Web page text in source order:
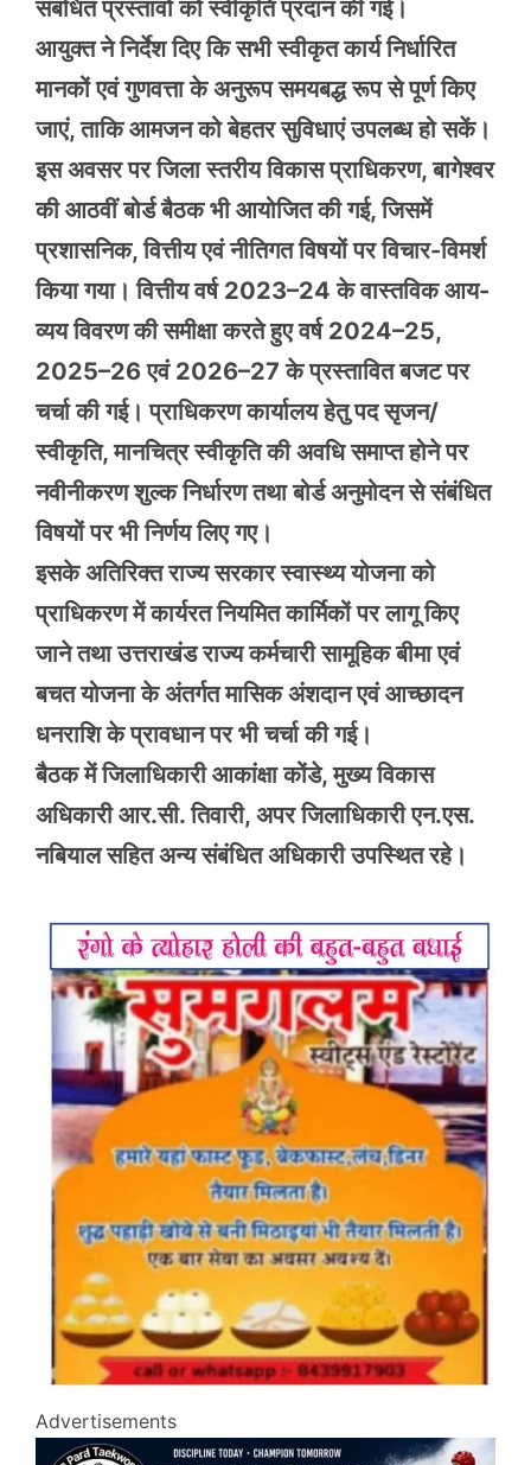
संबंधित प्रस्तावों को स्वीकृति प्रदान की गई।
आयुक्त ने निर्देश दिए कि सभी स्वीकृत कार्य निर्धारित
मानकों एवं गुणवत्ता के अनुरूप समयबद्ध रूप से पूर्ण किए
जाएं, ताकि आमजन को बेहतर सुविधाएं उपलब्ध हो सकें।
इस अवसर पर जिला स्तरीय विकास प्राधिकरण, बागेश्वर
की आठवीं बोर्ड बैठक भी आयोजित की गई, जिसमें
प्रशासनिक, वित्तीय एवं नीतिगत विषयों पर विचार-विमर्श
किया गया। वित्तीय वर्ष 2023–24 के वास्तविक आय-
व्यय विवरण की समीक्षा करते हुए वर्ष 2024–25,
2025–26 एवं 2026–27 के प्रस्तावित बजट पर
चर्चा की गई। प्राधिकरण कार्यालय हेतु पद सृजन/
स्वीकृति, मानचित्र स्वीकृति की अवधि समाप्त होने पर
नवीनीकरण शुल्क निर्धारण तथा बोर्ड अनुमोदन से संबंधित
विषयों पर भी निर्णय लिए गए।
इसके अतिरिक्त राज्य सरकार स्वास्थ्य योजना को
प्राधिकरण में कार्यरत नियमित कार्मिकों पर लागू किए
जाने तथा उत्तराखंड राज्य कर्मचारी सामूहिक बीमा एवं
बचत योजना के अंतर्गत मासिक अंशदान एवं आच्छादन
धनराशि के प्रावधान पर भी चर्चा की गई।
बैठक में जिलाधिकारी आकांक्षा कोंडे, मुख्य विकास
अधिकारी आर.सी. तिवारी, अपर जिलाधिकारी एन.एस.
नबियाल सहित अन्य संबंधित अधिकारी उपस्थित रहे।
Advertisements